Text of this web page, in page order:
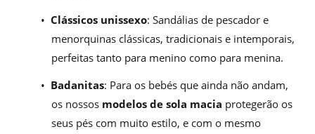
• Clássicos unissexo: Sandálias de pescador e
menorquinas clássicas, tradicionais e intemporais,
perfeitas tanto para menino como para menina.
• Badanitas: Para os bebés que ainda não andam,
os nossos modelos de sola macia protegerão os
seus pés com muito estilo, e com o mesmo